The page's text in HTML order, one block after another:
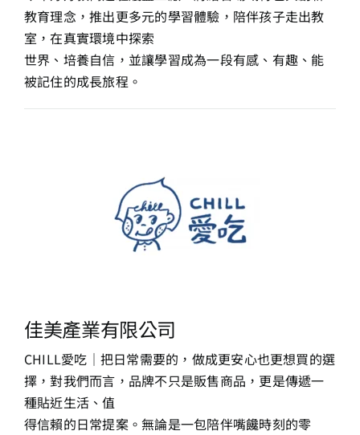
教育理念，推出更多元的學習體驗，陪伴孩子走出教
室，在真實環境中探索
世界、培養自信，並讓學習成為一段有感、有趣、能
被記住的成長旅程。
佳美產業有限公司
CHILL愛吃｜把日常需要的，做成更安心也更想買的選
擇，對我們而言，品牌不只是販售商品，更是傳遞一
種貼近生活、值
得信賴的日常提案。無論是一包陪伴嘴饞時刻的零